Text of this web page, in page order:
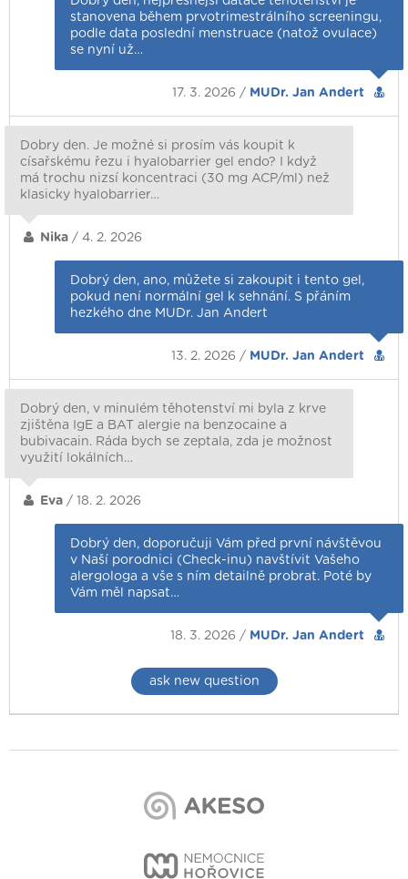
stanovena během prvotrimestrálního screeningu,
podle data poslední menstruace (natož ovulace)
se nyní už…
17. 3. 2026 / MUDr. Jan Andert
Dobry den. Je možné si prosím vás koupit k
císařskému řezu i hyalobarrier gel endo? I když
má trochu nizsí koncentraci (30 mg ACP/ml) než
klasicky hyalobarrier…
Nika / 4. 2. 2026
Dobrý den, ano, můžete si zakoupit i tento gel,
pokud není normální gel k sehnání. S přáním
hezkého dne MUDr. Jan Andert
13. 2. 2026 / MUDr. Jan Andert
Dobrý den, v minulém těhotenství mi byla z krve
zjištěna IgE a BAT alergie na benzocaine a
bubivacain. Ráda bych se zeptala, zda je možnost
využití lokálních…
Eva / 18. 2. 2026
Dobrý den, doporučuji Vám před první návštěvou
v Naší porodnici (Check-inu) navštívit Vašeho
alergologa a vše s ním detailně probrat. Poté by
Vám měl napsat…
18. 3. 2026 / MUDr. Jan Andert
ask new question